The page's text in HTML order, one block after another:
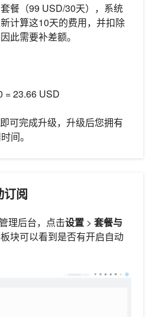
餐（99 USD/30天），系统
计算这10天的费用，并扣除
此需要补差额。
= 23.66 USD
可完成升级，升级后您拥有
间。
订阅
理后台，点击设置 > 套餐与
块可以看到是否有开启自动